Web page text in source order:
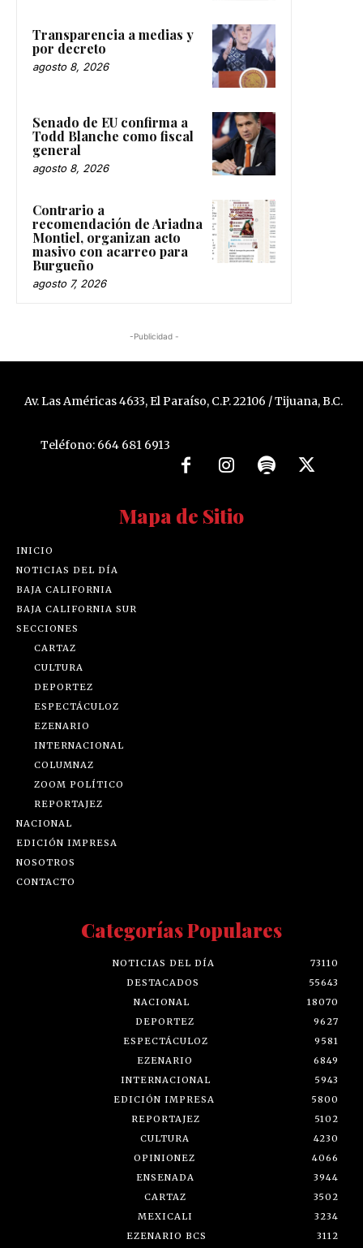
Transparencia a medias y
por decreto
agosto 8, 2026
Senado de EU confirma a
Todd Blanche como fiscal
general
agosto 8, 2026
Contrario a
recomendación de Ariadna
Montiel, organizan acto
masivo con acarreo para
Burgueño
agosto 7, 2026
-Publicidad -
Av. Las Américas 4633, El Paraíso, C.P. 22106 / Tijuana, B.C.
Teléfono: 664 681 6913
Mapa de Sitio
INICIO
NOTICIAS DEL DÍA
BAJA CALIFORNIA
BAJA CALIFORNIA SUR
SECCIONES
CARTAZ
CULTURA
DEPORTEZ
ESPECTÁCULOZ
EZENARIO
INTERNACIONAL
COLUMNAZ
ZOOM POLÍTICO
REPORTAJEZ
NACIONAL
EDICIÓN IMPRESA
NOSOTROS
CONTACTO
Categorías Populares
NOTICIAS DEL DÍA
73110
DESTACADOS
55643
NACIONAL
18070
DEPORTEZ
9627
ESPECTÁCULOZ
9581
EZENARIO
6849
INTERNACIONAL
5943
EDICIÓN IMPRESA
5800
REPORTAJEZ
5102
CULTURA
4230
OPINIONEZ
4066
ENSENADA
3944
CARTAZ
3502
MEXICALI
3234
EZENARIO BCS
3112